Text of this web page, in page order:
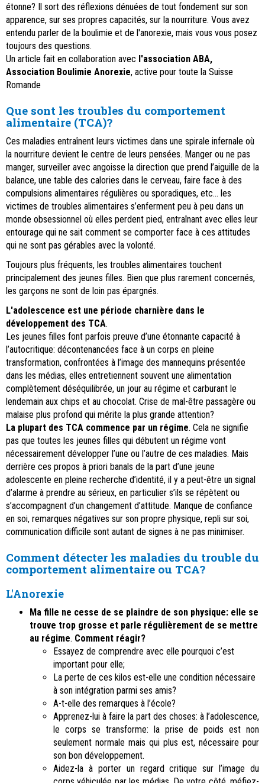
étonne? Il sort des réflexions dénuées de tout fondement sur son
apparence, sur ses propres capacités, sur la nourriture. Vous avez
entendu parler de la boulimie et de l'anorexie, mais vous vous posez
toujours des questions.
Un article fait en collaboration avec l'association ABA,
Association Boulimie Anorexie, active pour toute la Suisse
Romande
Que sont les troubles du comportement
alimentaire (TCA)?
Ces maladies entraînent leurs victimes dans une spirale infernale où
la nourriture devient le centre de leurs pensées. Manger ou ne pas
manger, surveiller avec angoisse la direction que prend l’aiguille de la
balance, une table des calories dans le cerveau, faire face à des
compulsions alimentaires régulières ou sporadiques, etc… les
victimes de troubles alimentaires s’enferment peu à peu dans un
monde obsessionnel où elles perdent pied, entraînant avec elles leur
entourage qui ne sait comment se comporter face à ces attitudes
qui ne sont pas gérables avec la volonté.
Toujours plus fréquents, les troubles alimentaires touchent
principalement des jeunes filles. Bien que plus rarement concernés,
les garçons ne sont de loin pas épargnés.
L'adolescence est une période charnière dans le
développement des TCA.
Les jeunes filles font parfois preuve d’une étonnante capacité à
l’autocritique: décontenancées face à un corps en pleine
transformation, confrontées à l’image des mannequins présentée
dans les médias, elles entretiennent souvent une alimentation
complètement déséquilibrée, un jour au régime et carburant le
lendemain aux chips et au chocolat. Crise de mal-être passagère ou
malaise plus profond qui mérite la plus grande attention?
La plupart des TCA commence par un régime. Cela ne signifie
pas que toutes les jeunes filles qui débutent un régime vont
nécessairement développer l’une ou l’autre de ces maladies. Mais
derrière ces propos à priori banals de la part d’une jeune
adolescente en pleine recherche d’identité, il y a peut-être un signal
d’alarme à prendre au sérieux, en particulier s’ils se répètent ou
s’accompagnent d’un changement d’attitude. Manque de confiance
en soi, remarques négatives sur son propre physique, repli sur soi,
communication difficile sont autant de signes à ne pas minimiser.
Comment détecter les maladies du trouble du
comportement alimentaire ou TCA?
L'Anorexie
Ma fille ne cesse de se plaindre de son physique: elle se
trouve trop grosse et parle régulièrement de se mettre
au régime. Comment réagir?
Essayez de comprendre avec elle pourquoi c’est
important pour elle;
La perte de ces kilos est-elle une condition nécessaire
à son intégration parmi ses amis?
A-t-elle des remarques à l’école?
Apprenez-lui à faire la part des choses: à l’adolescence,
le corps se transforme: la prise de poids est non
seulement normale mais qui plus est, nécessaire pour
son bon développement.
Aidez-la à porter un regard critique sur l’image du